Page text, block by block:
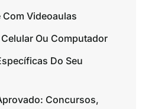
Com Videoaulas
Ou Computador
Do Seu
Concursos,